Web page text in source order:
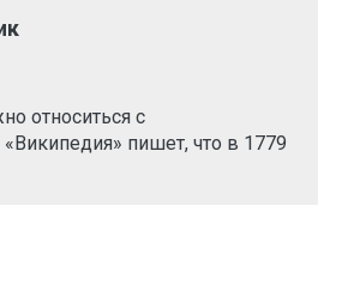
относиться с
пишет, что в 1779